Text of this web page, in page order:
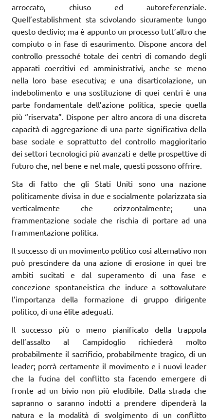
arroccato, chiuso ed autoreferenziale.
Quell’establishment sta scivolando sicuramente lungo
questo declivio; ma è appunto un processo tutt’altro che
compiuto o in fase di esaurimento. Dispone ancora del
controllo pressoché totale dei centri di comando degli
apparati coercitivi ed amministrativi, anche se meno
nella loro base esecutiva; e una disarticolazione, un
indebolimento e una sostituzione di quei centri è una
parte fondamentale dell’azione politica, specie quella
più “riservata”. Dispone per altro ancora di una discreta
capacità di aggregazione di una parte significativa della
base sociale e soprattutto del controllo maggioritario
dei settori tecnologici più avanzati e delle prospettive di
futuro che, nel bene e nel male, questi possono offrire.
Sta di fatto che gli Stati Uniti sono una nazione
politicamente divisa in due e socialmente polarizzata sia
verticalmente che orizzontalmente; una
frammentazione sociale che rischia di portare ad una
frammentazione politica.
Il successo di un movimento politico così alternativo non
può prescindere da una azione di erosione in quei tre
ambiti sucitati e dal superamento di una fase e
concezione spontaneistica che induce a sottovalutare
l’importanza della formazione di gruppo dirigente
politico, di una élite adeguati.
Il successo più o meno pianificato della trappola
dell’assalto al Campidoglio richiederà molto
probabilmente il sacrificio, probabilmente tragico, di un
leader; porrà certamente il movimento e i nuovi leader
che la fucina del conflitto sta facendo emergere di
fronte ad un bivio non più eludibile. Dalla strada che
sapranno o saranno indotti a prendere dipenderà la
natura e la modalità di svolgimento di un conflitto